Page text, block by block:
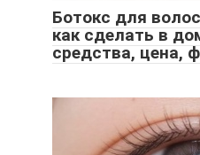
Ботокс для
как сделать в
средства, цена,